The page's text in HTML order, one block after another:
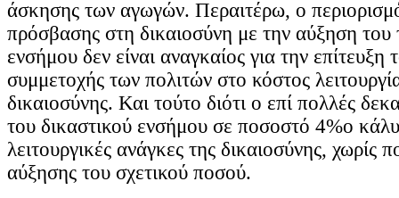
άσκησης των αγωγών. Περαιτέρω, ο
πρόσβασης στη δικαιοσύνη με την αύξηση του
ενσήμου δεν είναι αναγκαίος για την επίτευξη
συμμετοχής των πολιτών στο κόστος
δικαιοσύνης. Και τούτο διότι ο επί πολλές
του δικαστικού ενσήμου σε ποσοστό 4%ο
λειτουργικές ανάγκες της δικαιοσύνης, χωρίς
αύξησης του σχετικού ποσού.